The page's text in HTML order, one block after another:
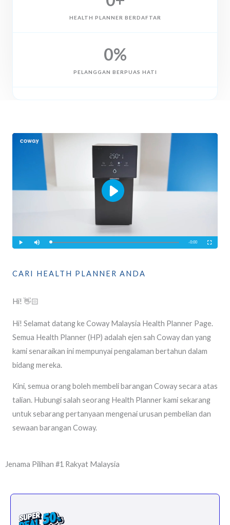
HEALTH PLANNER BERDAFTAR
PELANGGAN BERPUAS HATI
0%
CARI HEALTH PLANNER ANDA
Hi! 👋🏻
Hi! Selamat datang ke Coway Malaysia Health Planner Page.
Semua Health Planner (HP) adalah ejen sah Coway dan yang
kami senaraikan ini mempunyai pengalaman bertahun dalam
bidang mereka.
Kini, semua orang boleh membeli barangan Coway secara atas
talian. Hubungi salah seorang Health Planner kami sekarang
untuk sebarang pertanyaan mengenai urusan pembelian dan
sewaan barangan Coway.
Jenama Pilihan #1 Rakyat Malaysia